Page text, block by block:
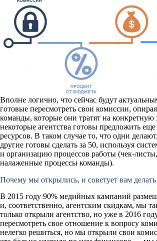
Вполне логично, что сейчас будут
готовые пересмотреть свои комиссии,
команды, которые они тратят на конкретную
некоторые агентства готовы предложить
ресурсов. В таком случае то, что одни
другие готовы сделать за 50, используя
и организацию процессов работы (чек-
налаженные процессы команды).
Почему мы открылись, и советует вам
В 2015 году 90% медийных кампаний
и, соответственно, агентским скидкам, мы
только открыли агентство, но уже в 2016
пересмотреть свое отношение к вопросу
нелегко решиться, но мы открыли свои